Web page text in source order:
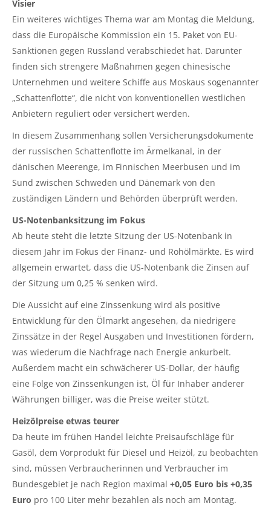
Visier
Ein weiteres wichtiges Thema war am Montag die Meldung,
dass die Europäische Kommission ein 15. Paket von EU-
Sanktionen gegen Russland verabschiedet hat. Darunter
finden sich strengere Maßnahmen gegen chinesische
Unternehmen und weitere Schiffe aus Moskaus sogenannter
„Schattenflotte“, die nicht von konventionellen westlichen
Anbietern reguliert oder versichert werden.
In diesem Zusammenhang sollen Versicherungsdokumente
der russischen Schattenflotte im Ärmelkanal, in der
dänischen Meerenge, im Finnischen Meerbusen und im
Sund zwischen Schweden und Dänemark von den
zuständigen Ländern und Behörden überprüft werden.
US-Notenbanksitzung im Fokus
Ab heute steht die letzte Sitzung der US-Notenbank in
diesem Jahr im Fokus der Finanz- und Rohölmärkte. Es wird
allgemein erwartet, dass die US-Notenbank die Zinsen auf
der Sitzung um 0,25 % senken wird.
Die Aussicht auf eine Zinssenkung wird als positive
Entwicklung für den Ölmarkt angesehen, da niedrigere
Zinssätze in der Regel Ausgaben und Investitionen fördern,
was wiederum die Nachfrage nach Energie ankurbelt.
Außerdem macht ein schwächerer US-Dollar, der häufig
eine Folge von Zinssenkungen ist, Öl für Inhaber anderer
Währungen billiger, was die Preise weiter stützt.
Heizölpreise etwas teurer
Da heute im frühen Handel leichte Preisaufschläge für
Gasöl, dem Vorprodukt für Diesel und Heizöl, zu beobachten
sind, müssen Verbraucherinnen und Verbraucher im
Bundesgebiet je nach Region maximal +0,05 Euro bis +0,35
Euro pro 100 Liter mehr bezahlen als noch am Montag.